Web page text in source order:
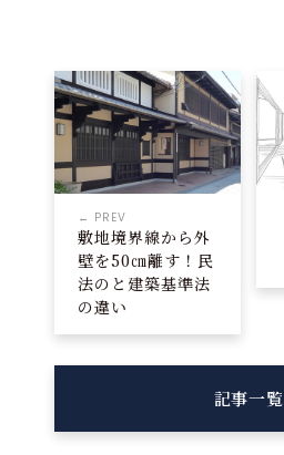
← PREV
敷地境界線から外
壁を50㎝離す！民
法のと建築基準法
の違い
記事一覧